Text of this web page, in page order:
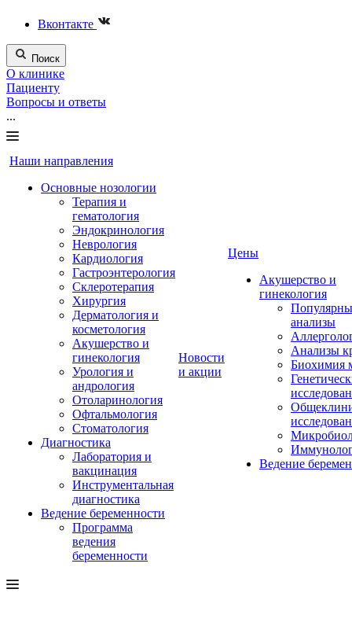
Вконтакте
Поиск
О клинике
Пациенту
Вопросы и ответы
...
Наши направления
Основные нозологии
Терапия и
гематология
Эндокринология
Неврология
Кардиология
Гастроэнтерология
Склеротерапия
Хирургия
Дерматология и
косметология
Акушерство и
гинекология
Урология и
андрология
Отоларинология
Офтальмология
Стоматология
Диагностика
Лаборатория и
вакцинация
Инструментальная
диагностика
Ведение беременности
Программа
ведения
беременности
Новости
и акции
Цены
Акушерство и
гинекология
анализы
Анализы
Биохимия
Ведение